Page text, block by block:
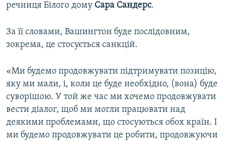
речниця Білого дому Сара Сандерс.
За її словами, Вашингтон буде послідовним,
зокрема, це стосується санкцій.
«Ми будемо продовжувати підтримувати позицію,
яку ми мали, і, коли це буде необхідно, (вона) буде
суворішою. У той же час ми хочемо продовжувати
вести діалог, щоб ми могли працювати над
деякими проблемами, що стосуються обох країн. І
ми будемо продовжувати це робити, продовжуючи